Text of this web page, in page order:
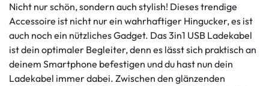
Nicht nur schön, sondern auch stylish! Dieses trendige
Accessoire ist nicht nur ein wahrhaftiger Hingucker, es ist
auch noch ein nützliches Gadget. Das 3in1 USB Ladekabel
ist dein optimaler Begleiter, denn es lässt sich praktisch an
deinem Smartphone befestigen und du hast nun dein
Ladekabel immer dabei. Zwischen den glänzenden